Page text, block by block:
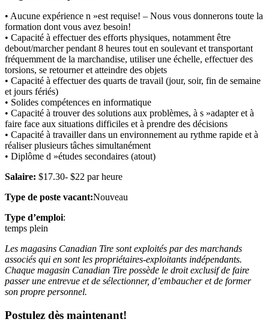
• Aucune expérience n »est requise! – Nous vous donnerons toute la
formation dont vous avez besoin!
• Capacité à effectuer des efforts physiques, notamment être
debout/marcher pendant 8 heures tout en soulevant et transportant
fréquemment de la marchandise, utiliser une échelle, effectuer des
torsions, se retourner et atteindre des objets
• Capacité à effectuer des quarts de travail (jour, soir, fin de semaine
et jours fériés)
• Solides compétences en informatique
• Capacité à trouver des solutions aux problèmes, à s »adapter et à
faire face aux situations difficiles et à prendre des décisions
• Capacité à travailler dans un environnement au rythme rapide et à
réaliser plusieurs tâches simultanément
• Diplôme d »études secondaires (atout)
Salaire: $17.30- $22 par heure
Type de poste vacant:Nouveau
Type d’emploi:
temps plein
Les magasins Canadian Tire sont exploités par des marchands
associés qui en sont les propriétaires-exploitants indépendants.
Chaque magasin Canadian Tire possède le droit exclusif de faire
passer une entrevue et de sélectionner, d’embaucher et de former
son propre personnel.
Postulez dès maintenant!